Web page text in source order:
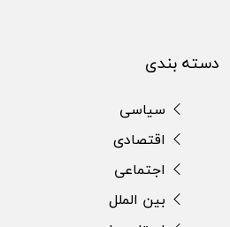
دسته بندی
سیاسی
اقتصادی
اجتماعی
بین الملل